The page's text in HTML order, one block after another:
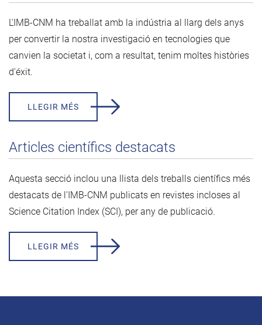
L'IMB-CNM ha treballat amb la indústria al llarg dels anys
per convertir la nostra investigació en tecnologies que
canvien la societat i, com a resultat, tenim moltes històries
d'éxit.
LLEGIR MÉS
Articles científics destacats
Aquesta secció inclou una llista dels treballs científics més
destacats de l'IMB-CNM publicats en revistes incloses al
Science Citation Index (SCI), per any de publicació.
LLEGIR MÉS